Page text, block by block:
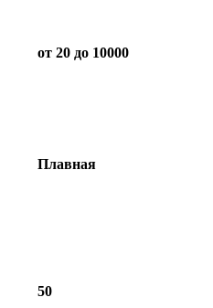
от 20 до 10000
Плавная
50